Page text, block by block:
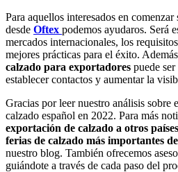
Para aquellos interesados en
desde Oftex podemos ayudaros. Será
mercados internacionales, los
mejores prácticas para el éxito.
calzado para exportadores puede
establecer contactos y aumentar la
Gracias por leer nuestro análisis sobre
calzado español en 2022. Para más
exportación de calzado a otros países
ferias de calzado más importantes
nuestro blog. También ofrecemos
guiándote a través de cada paso del